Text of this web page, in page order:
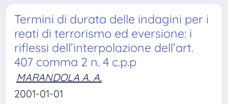
Termini di durata delle indagini per i
reati di terrorismo ed eversione: i
riflessi dell’interpolazione dell’art.
407 comma 2 n. 4 c.p.p
MARANDOLA A. A.
2001-01-01